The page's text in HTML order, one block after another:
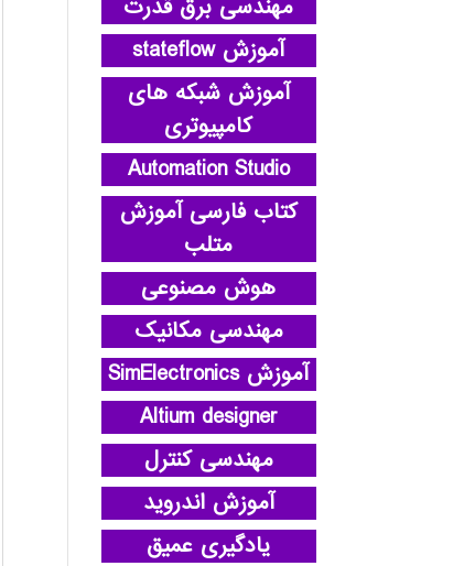
مهندسی برق قدرت
آموزش stateflow
آموزش شبکه های
کامپیوتری
Automation Studio
کتاب فارسی آموزش
متلب
هوش مصنوعی
مهندسی مکانیک
آموزش SimElectronics
Altium designer
مهندسی کنترل
آموزش اندروید
یادگیری عمیق